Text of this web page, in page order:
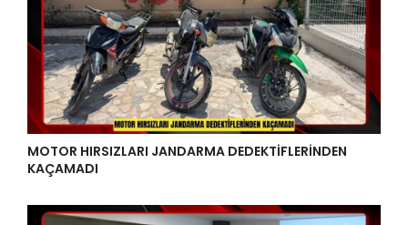
MOTOR HIRSIZLARI JANDARMA DEDEKTİFLERİNDEN
KAÇAMADI